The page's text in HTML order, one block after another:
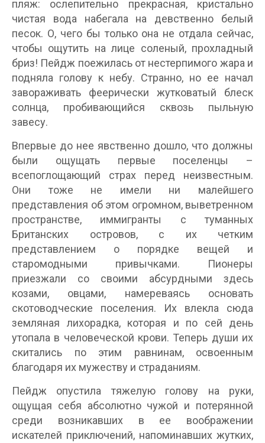
пляж: ослепительно прекрасная, кристально
чистая вода набегала на девственно белый
песок. О, чего бы только она не отдала сейчас,
чтобы ощутить на лице соленый, прохладный
бриз! Пейдж поежилась от нестерпимого жара и
подняла голову к небу. Странно, но ее начал
завораживать феерически жутковатый блеск
солнца, пробивающийся сквозь пыльную
завесу.
Впервые до нее явственно дошло, что должны
были ощущать первые поселенцы –
всепоглощающий страх перед неизвестным.
Они тоже не имели ни малейшего
представления об этом огромном, выветренном
пространстве, иммигранты с туманных
Британских островов, с их четким
представлением о порядке вещей и
старомодными привычками. Пионеры
приезжали со своими абсурдными здесь
козами, овцами, намереваясь основать
скотоводческие поселения. Их влекла сюда
земляная лихорадка, которая и по сей день
утопала в человеческой крови. Теперь души их
скитались по этим равнинам, освоенным
благодаря их мужеству и страданиям.
Пейдж опустила тяжелую голову на руки,
ощущая себя абсолютно чужой и потерянной
среди возникавших в ее воображении
искателей приключений, напоминавших жутких,